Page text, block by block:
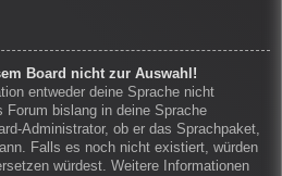
Board nicht zur Auswahl!
entweder deine Sprache nicht
Forum bislang in deine Sprache
Administrator, ob er das Sprachpaket,
Falls es noch nicht existiert, würden
würdest. Weitere Informationen